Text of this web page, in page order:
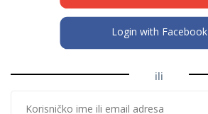
Login with Facebook
ili